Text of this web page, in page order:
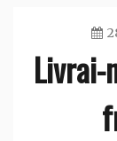
Livrai-